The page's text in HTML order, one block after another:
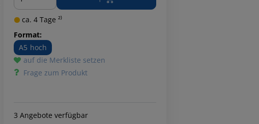
ca. 4 Tage ²⁾
Format:
A5 hoch
auf die Merkliste setzen
Frage zum Produkt
3 Angebote verfügbar